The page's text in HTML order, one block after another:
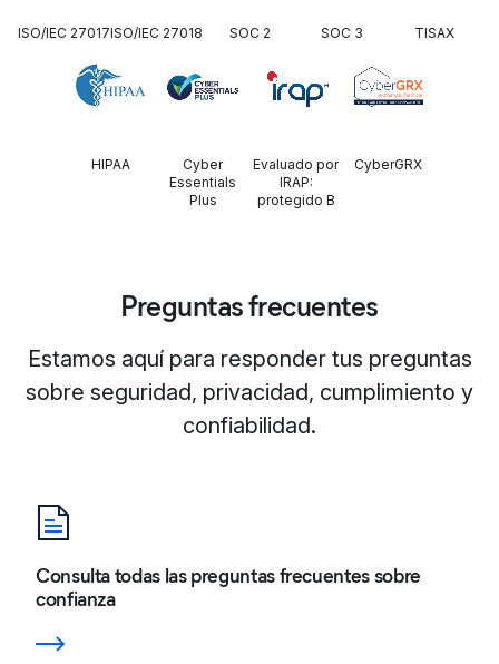
ISO/IEC 27017ISO/IEC 27018 SOC 2 SOC 3 TISAX
HIPAA
Cyber
Essentials
Plus
Evaluado por
IRAP:
protegido B
CyberGRX
Preguntas frecuentes
Estamos aquí para responder tus preguntas
sobre seguridad, privacidad, cumplimiento y
confiabilidad.
Consulta todas las preguntas frecuentes sobre
confianza